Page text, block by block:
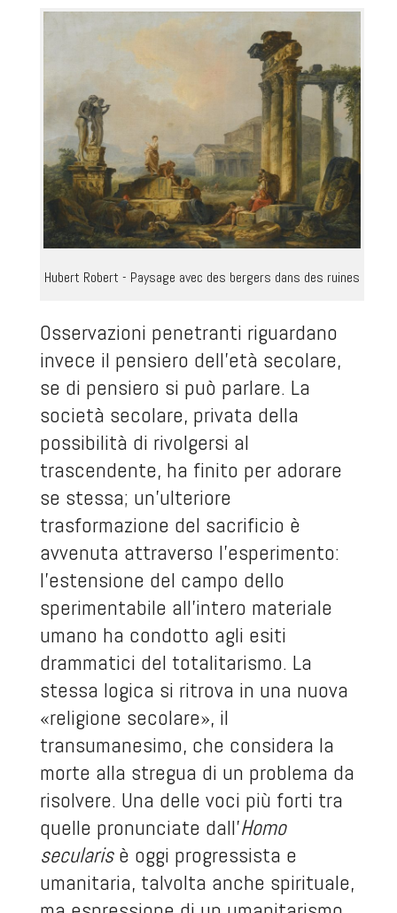
Hubert Robert - Paysage avec des bergers dans des ruines
Osservazioni penetranti riguardano
invece il pensiero dell'età secolare,
se di pensiero si può parlare. La
società secolare, privata della
possibilità di rivolgersi al
trascendente, ha finito per adorare
se stessa; un'ulteriore
trasformazione del sacrificio è
avvenuta attraverso l'esperimento:
l'estensione del campo dello
sperimentabile all'intero materiale
umano ha condotto agli esiti
drammatici del totalitarismo. La
stessa logica si ritrova in una nuova
«religione secolare», il
transumanesimo, che considera la
morte alla stregua di un problema da
risolvere. Una delle voci più forti tra
quelle pronunciate dall'Homo
secularisè oggi progressista e
umanitaria, talvolta anche spirituale,